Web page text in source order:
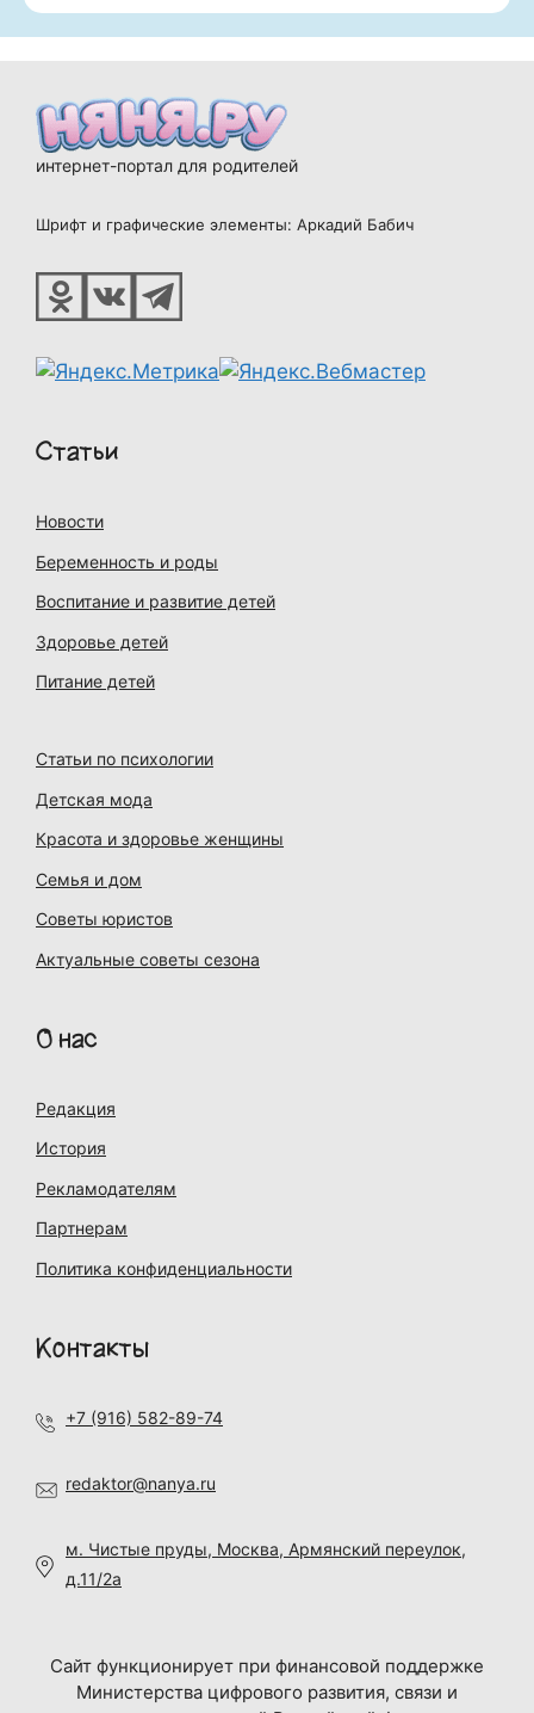
интернет-портал для родителей
Шрифт и графические элементы: Аркадий Бабич
Статьи
Новости
Беременность и роды
Воспитание и развитие детей
Здоровье детей
Питание детей
Статьи по психологии
Детская мода
Красота и здоровье женщины
Семья и дом
Советы юристов
Актуальные советы сезона
О нас
Редакция
История
Рекламодателям
Партнерам
Политика конфиденциальности
Контакты
+7 (916) 582-89-74
redaktor@nanya.ru
м. Чистые пруды, Москва, Армянский переулок,
д.11/2а
Сайт функционирует при финансовой поддержке
Министерства цифрового развития, связи и